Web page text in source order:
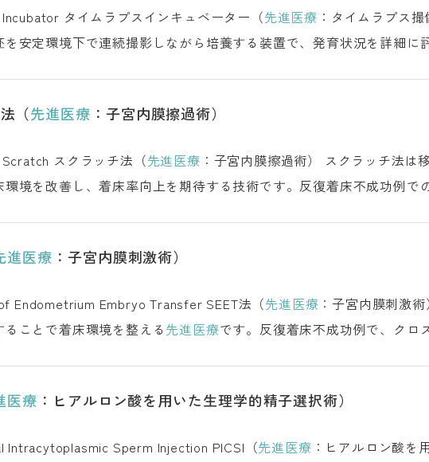
Time-Lapse Incubator タイムラプスインキュベーター（先進医療 ：タイムラプス撮像法によ
を安定環境下で連続撮影しながら培養する装置で、発育状況を詳細
（先進医療 ：子宮内膜擦過術）
Endometrial Scratch スクラッチ法（先進医療 ：子宮内膜擦過術） スクラッチ法は移植前周期に子宮内膜を意図的に擦過し、局所の炎症反応
を改善し、着床率向上を期待する技術です。反復着床不成功例での補助治療として
進医療 ：子宮内膜刺激術）
Stimulation of Endometrium Embryo Transfer SEET法（先進医療 ：子宮内膜刺激術） SEET法は胚培養液の上清を移植前に子宮内
ることで着床環境を整える先進医療です。反復着床不成功例で、クロストーク
医療 ：ヒアルロン酸を用いた生理学的精子選択術）
Physiological Intracytoplasmic Sperm Injection PICSI（先進医療 ：ヒアルロン酸を用いた生理